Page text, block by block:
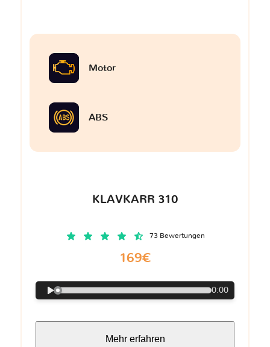
Motor
ABS
KLAVKARR 310
73 Bewertungen
169€
0:00
Mehr erfahren